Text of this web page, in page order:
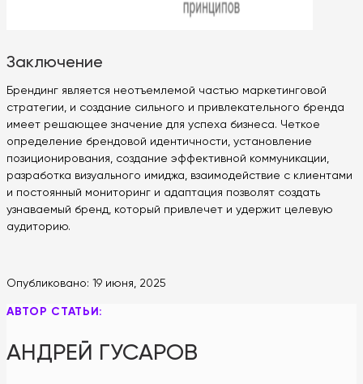
Заключение
Брендинг является неотъемлемой частью маркетинговой
стратегии, и создание сильного и привлекательного бренда
имеет решающее значение для успеха бизнеса. Четкое
определение брендовой идентичности, установление
позиционирования, создание эффективной коммуникации,
разработка визуального имиджа, взаимодействие с клиентами
и постоянный мониторинг и адаптация позволят создать
узнаваемый бренд, который привлечет и удержит целевую
аудиторию.
Опубликовано: 19 июня, 2025
АВТОР СТАТЬИ:
АНДРЕЙ ГУСАРОВ